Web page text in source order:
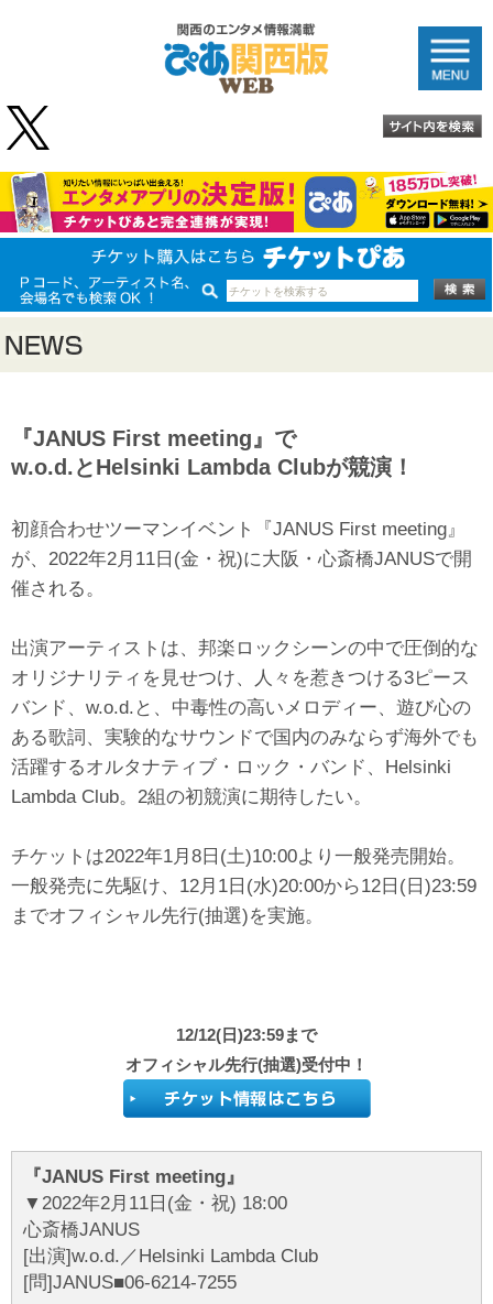
『JANUS First meeting』で
w.o.d.とHelsinki Lambda Clubが競演！
初顔合わせツーマンイベント『JANUS First meeting』
が、2022年2月11日(金・祝)に大阪・心斎橋JANUSで開
催される。
出演アーティストは、邦楽ロックシーンの中で圧倒的な
オリジナリティを見せつけ、人々を惹きつける3ピース
バンド、w.o.d.と、中毒性の高いメロディー、遊び心の
ある歌詞、実験的なサウンドで国内のみならず海外でも
活躍するオルタナティブ・ロック・バンド、Helsinki
Lambda Club。2組の初競演に期待したい。
チケットは2022年1月8日(土)10:00より一般発売開始。
一般発売に先駆け、12月1日(水)20:00から12日(日)23:59
までオフィシャル先行(抽選)を実施。
12/12(日)23:59まで
オフィシャル先行(抽選)受付中！
『JANUS First meeting』
▼2022年2月11日(金・祝) 18:00
心斎橋JANUS
[出演]w.o.d.／Helsinki Lambda Club
[問]JANUS■06-6214-7255